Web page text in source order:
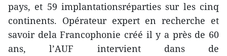
pays, et 59 implantationsréparties sur les cinq
continents. Opérateur expert en recherche et
savoir dela Francophonie créé il y a près de 60
ans, l’AUF intervient dans de